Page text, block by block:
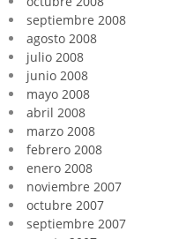
septiembre 2008
agosto 2008
julio 2008
junio 2008
mayo 2008
abril 2008
marzo 2008
febrero 2008
enero 2008
noviembre 2007
octubre 2007
septiembre 2007